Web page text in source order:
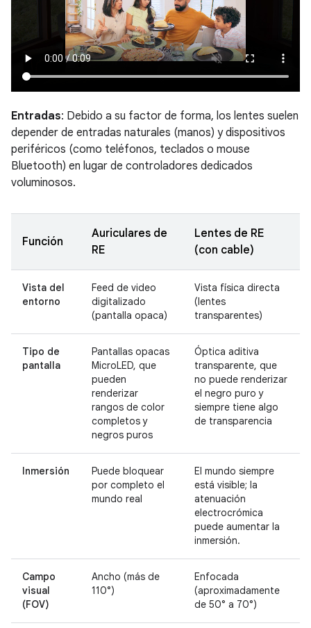
Entradas: Debido a su factor de forma, los lentes suelen
depender de entradas naturales (manos) y dispositivos
periféricos (como teléfonos, teclados o mouse
Bluetooth) en lugar de controladores dedicados
voluminosos.
Función
Auriculares de
RE
Lentes de RE
(con cable)
Vista del
entorno
Feed de video
digitalizado
(pantalla opaca)
Vista física directa
(lentes
transparentes)
Tipo de
pantalla
Pantallas opacas
MicroLED, que
pueden
renderizar
rangos de color
completos y
negros puros
Óptica aditiva
transparente, que
no puede renderizar
el negro puro y
siempre tiene algo
de transparencia
Inmersión
Puede bloquear
por completo el
mundo real
El mundo siempre
está visible; la
atenuación
electrocrómica
puede aumentar la
inmersión.
Campo
visual
(FOV)
Ancho (más de
110°)
Enfocada
(aproximadamente
de 50° a 70°)